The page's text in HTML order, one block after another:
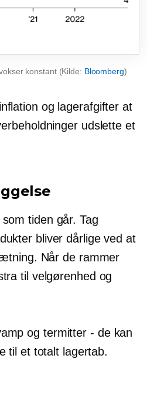
konstant (Kilde: Bloomberg)
og lagerafgifter at
udslette et
tiden går. Tag
bliver dårlige ved at
Når de rammer
til velgørenhed og
og termitter - de kan
til et totalt lagertab.